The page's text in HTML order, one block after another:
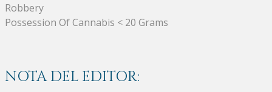
Robbery
Possession Of Cannabis < 20 Grams
NOTA DEL EDITOR: